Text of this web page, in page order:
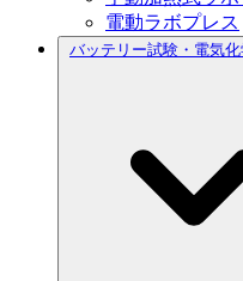
電動ラボプレス
バッテリー試験・電気